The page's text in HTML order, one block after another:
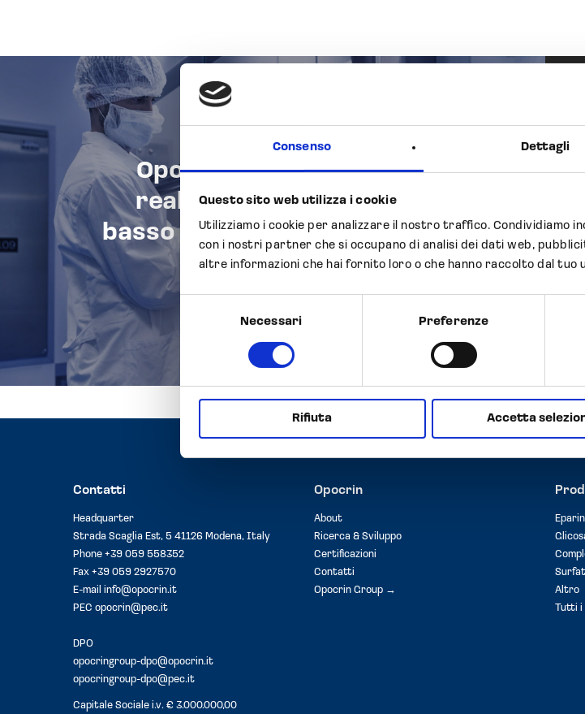
Consenso Dettagli
Questo sito web utilizza i cookie
Utilizziamo i cookie per analizzare il nostro traffico. Condividiamo
con i nostri partner che si occupano di analisi dei dati web,
altre informazioni che hai fornito loro o che hanno raccolto dal tuo
Necessari Preferenze
Rifiuta Accetta
Opocrin studia, sviluppa e
realizzaziona un’eparina a
basso peso molecolare per il
mercato dei generico
(Daltaparin)
Contatti
Headquarter
Strada Scaglia Est, 5 41126 Modena, Italy
Phone +39 059 558352
Fax +39 059 2927570
E-mail info@opocrin.it
PEC opocrin@pec.it
DPO
opocringroup-dpo@opocrin.it
opocringroup-dpo@pec.it
Capitale Sociale i.v. € 3.000.000,00
Opocrin
About
Ricerca & Sviluppo
Certificazioni
Contatti
Opocrin Group →
Altro
Tutti i